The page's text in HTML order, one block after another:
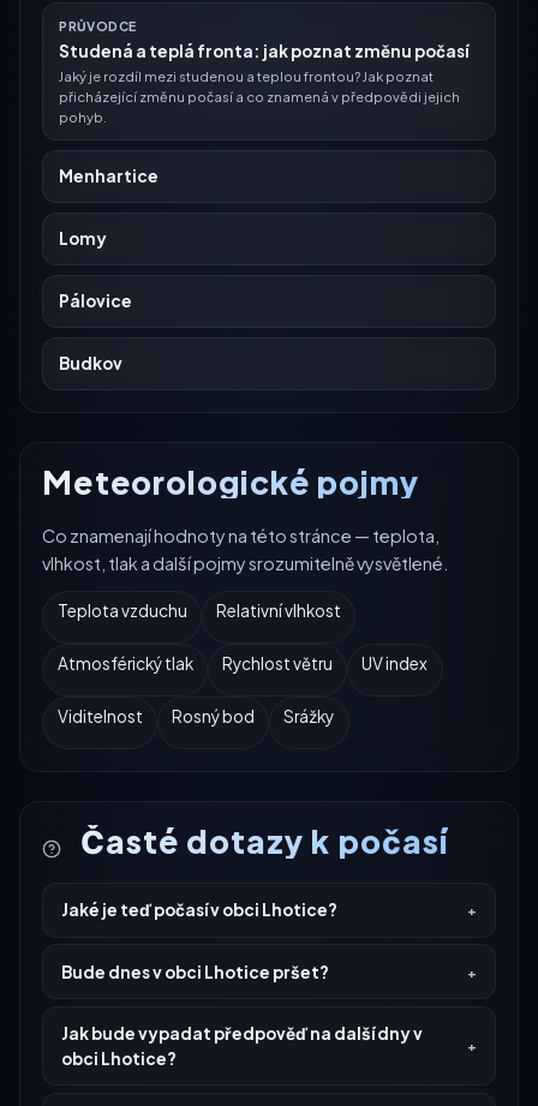
PRŮVODCE
Studená a teplá fronta: jak poznat změnu počasí
Jaký je rozdíl mezi studenou a teplou frontou? Jak poznat
přicházející změnu počasí a co znamená v předpovědi jejich
pohyb.
Menhartice
Lomy
Pálovice
Budkov
Meteorologické pojmy
Co znamenají hodnoty na této stránce — teplota,
vlhkost, tlak a další pojmy srozumitelně vysvětlené.
Teplota vzduchu Relativní vlhkost
Atmosférický tlak Rychlost větru UV index
Viditelnost Rosný bod Srážky
Časté dotazy k počasí
Jaké je teď počasí v obci Lhotice?
Bude dnes v obci Lhotice pršet?
Jak bude vypadat předpověď na další dny v
obci Lhotice?